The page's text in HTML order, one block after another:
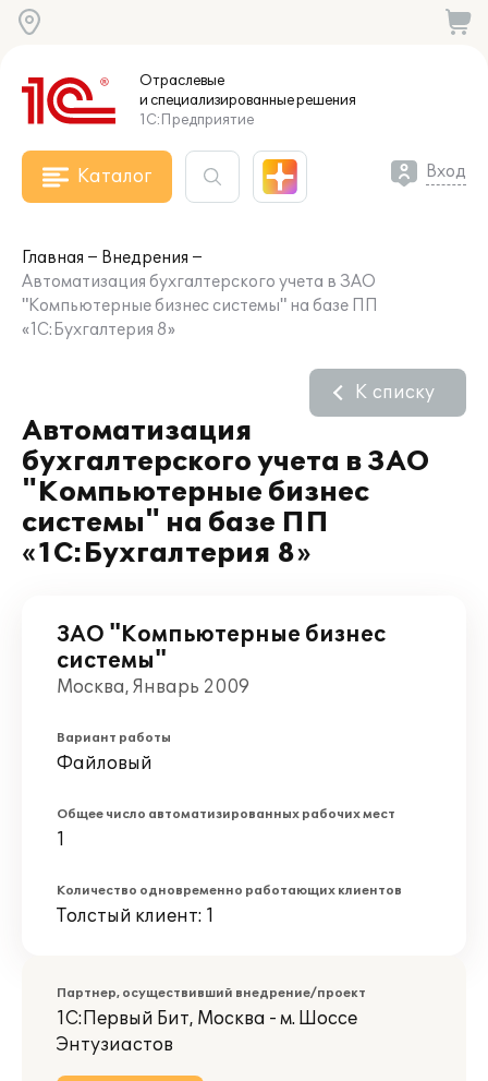
Отраслевые
и специализированныерешения
1С:Предприятие
Каталог Вход
Главная
Внедрения
Автоматизация бухгалтерского учета в ЗАО
"Компьютерные бизнес системы" на базе ПП
«1С:Бухгалтерия 8»
Автоматизация
бухгалтерского учета в ЗАО
"Компьютерные бизнес
системы" на базе ПП
«1С:Бухгалтерия 8»
К списку
ЗАО "Компьютерные бизнес
системы"
Москва, Январь 2009
Вариант работы
Файловый
Общее число автоматизированных рабочих мест
1
Количество одновременно работающих клиентов
Толстый клиент: 1
Партнер, осуществивший внедрение/проект
1С:Первый Бит, Москва - м. Шоссе
Энтузиастов